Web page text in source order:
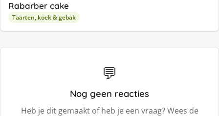
Rabarber cake
Taarten, koek & gebak
💬
Nog geen reacties
Heb je dit gemaakt of heb je een vraag? Wees de